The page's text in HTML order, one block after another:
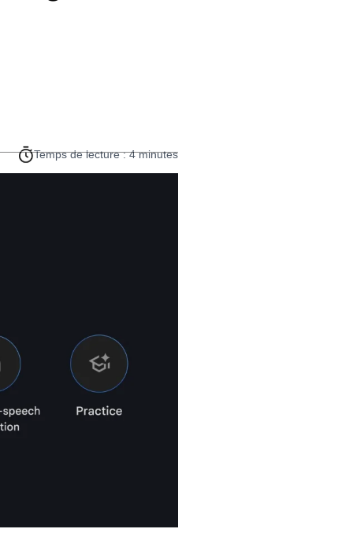
Temps de lecture : 4 minutes